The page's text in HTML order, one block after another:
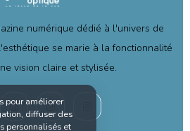
numérique dédié à l'univers de
se marie à la fonctionnalité
vision claire et stylisée.
pour améliorer
diffuser des
personnalisés et